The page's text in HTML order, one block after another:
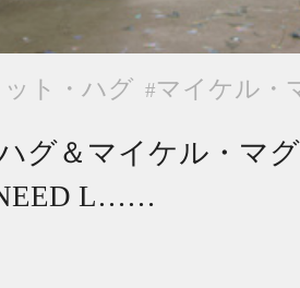
ト・ハグ #マイケル・
グ＆マイケル・マ
L……